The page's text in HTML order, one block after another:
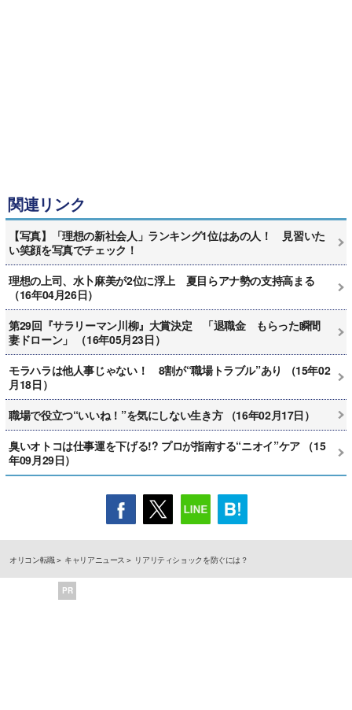
関連リンク
【写真】「理想の新社会人」ランキング1位はあの人！ 見習いた
い笑顔を写真でチェック！
理想の上司、水卜麻美が2位に浮上 夏目らアナ勢の支持高まる
（16年04月26日）
第29回『サラリーマン川柳』大賞決定 「退職金 もらった瞬間
妻ドローン」 （16年05月23日）
モラハラは他人事じゃない！ 8割が“職場トラブル”あり （15年02
月18日）
職場で役立つ“いいね！”を気にしない生き方 （16年02月17日）
臭いオトコは仕事運を下げる!? プロが指南する“ニオイ”ケア （15
年09月29日）
オリコン転職 キャリアニュース リアリティショックを防ぐには？
PR